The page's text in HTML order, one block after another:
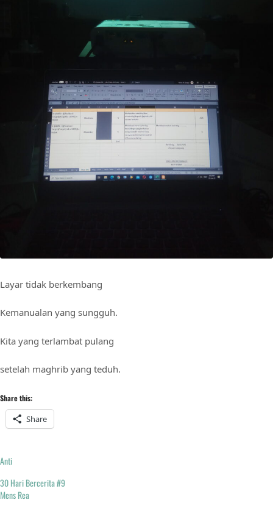
Layar tidak berkembang
Kemanualan yang sungguh.
Kita yang terlambat pulang
setelah maghrib yang teduh.
Share this:
Share
Anti
30 Hari Bercerita #9
Mens Rea